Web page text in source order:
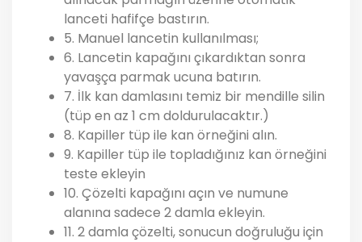
lanceti hafifçe bastırın.
5. Manuel lancetin kullanılması;
6. Lancetin kapağını çıkardıktan sonra
yavaşça parmak ucuna batırın.
7. İlk kan damlasını temiz bir mendille silin
(tüp en az 1 cm doldurulacaktır.)
8. Kapiller tüp ile kan örneğini alın.
9. Kapiller tüp ile topladığınız kan örneğini
teste ekleyin
10. Çözelti kapağını açın ve numune
alanına sadece 2 damla ekleyin.
11. 2 damla çözelti, sonucun doğruluğu için